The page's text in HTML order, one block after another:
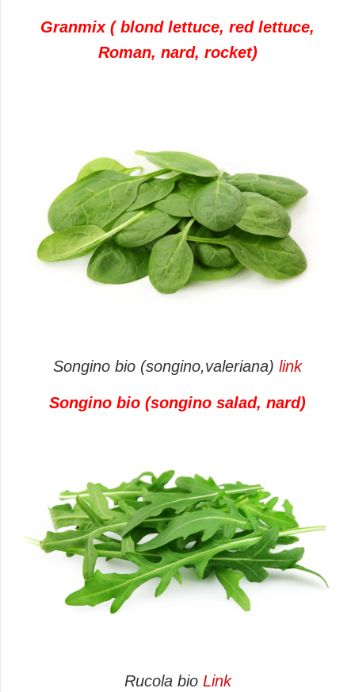
Granmix ( blond lettuce, red lettuce,
Roman, nard, rocket)
Songino bio (songino,valeriana) link
Songino bio (songino salad, nard)
Rucola bio Link